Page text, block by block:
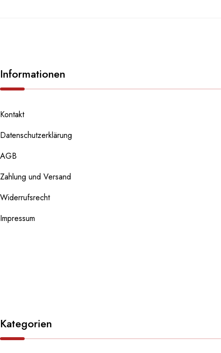
Informationen
Kontakt
Datenschutzerklärung
AGB
Zahlung und Versand
Widerrufsrecht
Impressum
Kategorien